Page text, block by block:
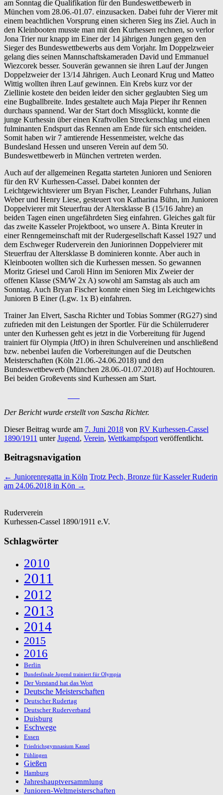
am Sonntag die Qualifikation für den Bundeswettbewerb in
München vom 28.06.-01.07. einzusacken. Dabei fuhr der Vierer mit
einem beachtlichen Vorsprung einen sicheren Sieg ins Ziel. Auch in
den Kleinbooten musste man mit den Kurhessen rechnen, so verlor
Jona Trier nur knapp im Einer der 14 jährigen Jungen gegen den
Sieger des Bundeswettbewerbs aus dem Vorjahr. Im Doppelzweier
gelang dies seinen Mannschaftskameraden David und Emmanuel
Wiezcorek besser. Souverän gewannen sie ihren Lauf der Jungen
Doppelzweier der 13/14 Jährigen. Auch Leonard Krug und Matteo
Wittig wollten ihren Lauf gewinnen. Ein Krebs kurz vor der
Ziellinie kostete den beiden leider den sicher geglaubten Sieg um
eine Bugballbreite. Indes gestaltete auch Maja Pieper ihr Rennen
durchaus spannend. War der Start doch Missglückt, konnte die
junge Kurhessin über einen Kraftvollen Streckenschlag und einen
fulminanten Endspurt das Rennen am Ende für sich entscheiden.
Somit haben wir 7 amtierende Hessenmeister, welche das
Bundesland Hessen und unseren Verein auf dem 50.
Bundeswettbewerb in München vertreten werden.
Auch auf der allgemeinen Regatta starteten Junioren und Senioren
für den RV Kurhessen-Cassel. Dabei konnten der
Leichtgewichtsvierer um Bryan Fischer, Leander Fuhrhans, Julian
Weber und Henry Liese, gesteuert von Katharina Bühn, im Junioren
Doppelvierer mit Steuerfrau der Altersklasse B (15/16 Jahre) an
beiden Tagen einen ungefährdeten Sieg einfahren. Gleiches galt für
das zweite Kasseler Projektboot, wo unsere A. Binta Kreuter in
einer Renngemeinschaft mit der Rudergesellschaft Kassel 1927 und
dem Eschweger Ruderverein den Juniorinnen Doppelvierer mit
Steuerfrau der Altersklasse B dominieren konnte. Aber auch in
Kleinbooten wollten sich die Kurhessen messen. So gewannen
Moritz Griesel und Caroli Hinn im Senioren Mix Zweier der
offenen Klasse (SM/W 2x A) sowohl am Samstag als auch am
Sonntag. Auch Bryan Fischer konnte einen Sieg im Leichtgewichts
Junioren B Einer (Lgw. 1x B) einfahren.
Trainer Jan Elvert, Sascha Richter und Tobias Sommer (RG27) sind
zufrieden mit den Leistungen der Sportler. Für die Schülerruderer
unter den Kurhessen geht es jetzt in die Vorbereitung für Jugend
trainiert für Olympia (JtfO) in ihren Schulvereinen und anschließend
bzw. nebenbei laufen die Vorbereitungen auf die Deutschen
Meisterschaften (Köln 21.06.-24.06.2018) und den
Bundeswettbewerb (München 28.06.-01.07.2018) auf Hochtouren.
Bei beiden Großevents sind Kurhessen am Start.
Der Bericht wurde erstellt von Sascha Richter.
Dieser Beitrag wurde am 7. Juni 2018 von RV Kurhessen-Cassel
1890/1911 unterJugend, Verein, Wettkampfsport veröffentlicht.
Beitragsnavigation
← Juniorenregatta in Köln Trotz Pech, Bronze für Kasseler Ruderin
am 24.06.2018 in Kön →
Ruderverein
Kurhessen-Cassel 1890/1911 e.V.
Schlagwörter
2010
2011
2012
2013
2014
2015
2016
Berlin
Bundesfinale Jugend trainiert für Olympia
Der Vorstand hat das Wort
Deutsche Meisterschaften
Deutscher Rudertag
Deutscher Ruderverband
Duisburg
Eschwege
Essen
Friedrichsgymnasium Kassel
Fühlingen
Gießen
Hamburg
Jahreshauptversammlung
Junioren-Weltmeisterschaften